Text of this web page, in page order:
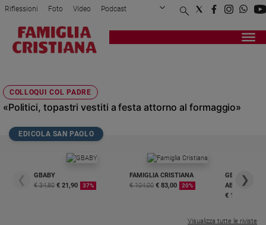
Attualità
Politica
Mondo
Legalità
Sport
Riflessioni Foto Video Podcast
Privacy Policy Chi siamo
Registrati Redazione
COLLOQUI COL PADRE
«Politici, topastri vestiti a festa attorno al formaggio»
EDICOLA SAN PAOLO
❮
GBABY
€ 34,80 € 21,90 37%
FAMIGLIA CRISTIANA
€ 104,00 € 83,00 20%
GBABY
€ 16,99
❯
Visualizza tutte le riviste